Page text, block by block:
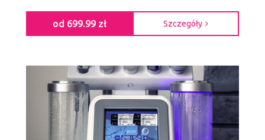
od 699.99 zł Szczegóły